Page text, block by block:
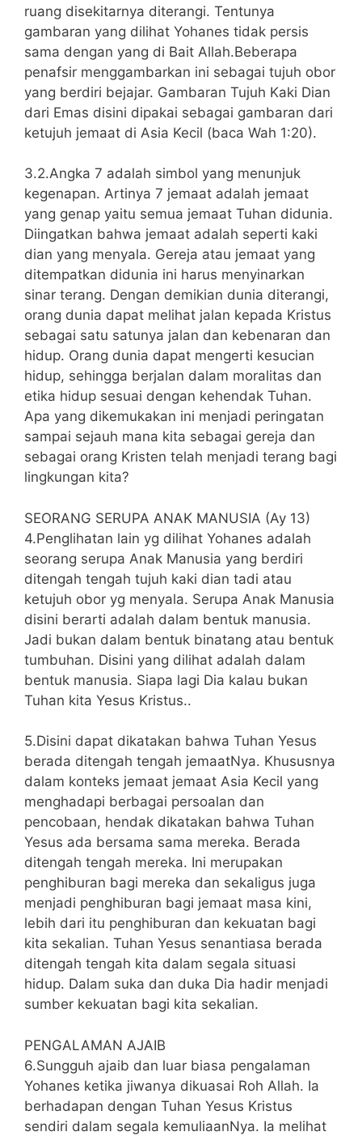
ruang disekitarnya diterangi. Tentunya
gambaran yang dilihat Yohanes tidak persis
sama dengan yang di Bait Allah.Beberapa
penafsir menggambarkan ini sebagai tujuh obor
yang berdiri bejajar. Gambaran Tujuh Kaki Dian
dari Emas disini dipakai sebagai gambaran dari
ketujuh jemaat di Asia Kecil (baca Wah 1:20).
3.2.Angka 7 adalah simbol yang menunjuk
kegenapan. Artinya 7 jemaat adalah jemaat
yang genap yaitu semua jemaat Tuhan didunia.
Diingatkan bahwa jemaat adalah seperti kaki
dian yang menyala. Gereja atau jemaat yang
ditempatkan didunia ini harus menyinarkan
sinar terang. Dengan demikian dunia diterangi,
orang dunia dapat melihat jalan kepada Kristus
sebagai satu satunya jalan dan kebenaran dan
hidup. Orang dunia dapat mengerti kesucian
hidup, sehingga berjalan dalam moralitas dan
etika hidup sesuai dengan kehendak Tuhan.
Apa yang dikemukakan ini menjadi peringatan
sampai sejauh mana kita sebagai gereja dan
sebagai orang Kristen telah menjadi terang bagi
lingkungan kita?
SEORANG SERUPA ANAK MANUSIA (Ay 13)
4.Penglihatan lain yg dilihat Yohanes adalah
seorang serupa Anak Manusia yang berdiri
ditengah tengah tujuh kaki dian tadi atau
ketujuh obor yg menyala. Serupa Anak Manusia
disini berarti adalah dalam bentuk manusia.
Jadi bukan dalam bentuk binatang atau bentuk
tumbuhan. Disini yang dilihat adalah dalam
bentuk manusia. Siapa lagi Dia kalau bukan
Tuhan kita Yesus Kristus..
5.Disini dapat dikatakan bahwa Tuhan Yesus
berada ditengah tengah jemaatNya. Khususnya
dalam konteks jemaat jemaat Asia Kecil yang
menghadapi berbagai persoalan dan
pencobaan, hendak dikatakan bahwa Tuhan
Yesus ada bersama sama mereka. Berada
ditengah tengah mereka. Ini merupakan
penghiburan bagi mereka dan sekaligus juga
menjadi penghiburan bagi jemaat masa kini,
lebih dari itu penghiburan dan kekuatan bagi
kita sekalian. Tuhan Yesus senantiasa berada
ditengah tengah kita dalam segala situasi
hidup. Dalam suka dan duka Dia hadir menjadi
sumber kekuatan bagi kita sekalian.
PENGALAMAN AJAIB
6.Sungguh ajaib dan luar biasa pengalaman
Yohanes ketika jiwanya dikuasai Roh Allah. Ia
berhadapan dengan Tuhan Yesus Kristus
sendiri dalam segala kemuliaanNya. Ia melihat